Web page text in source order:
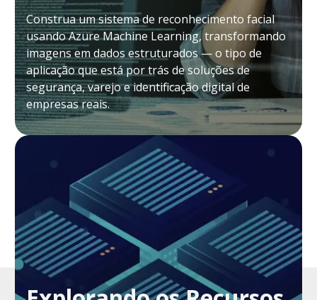
Construa um sistema de reconhecimento facial
usando Azure Machine Learning, transformando
imagens em dados estruturados — o tipo de
aplicação que está por trás de soluções de
segurança, varejo e identificação digital de
empresas reais.